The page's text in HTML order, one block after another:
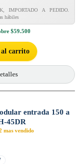
IMPORTADO A PEDIDO.
hábiles
$59.500
carrito
entrada 150 a
45DR
mas vendido